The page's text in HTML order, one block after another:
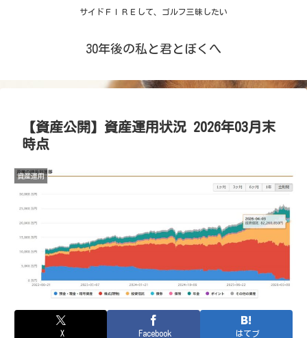
サイドＦＩＲＥして、ゴルフ三昧したい
30年後の私と君とぼくへ
【資産公開】資産運用状況 2026年03月末
時点
資産運用
X Facebook はてブ